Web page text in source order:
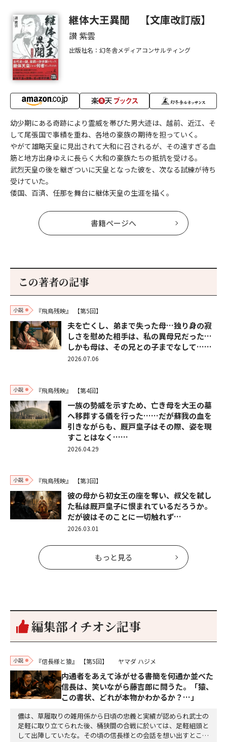
継体大王異聞 【文庫改訂版】
讃 紫雲
出版社名：幻冬舎メディアコンサルティング
幼少期にある奇跡により霊威を帯びた男大迹は、越前、近江、そ
して尾張国で事績を重ね、各地の豪族の期待を担っていく。
やがて雄略天皇に見出されて大和に召されるが、その遠すぎる血
筋と地方出身ゆえに長らく大和の豪族たちの抵抗を受ける。
武烈天皇の後を継ぎついに天皇となった彼を、次なる試練が待ち
受けていた。
倭国、百済、任那を舞台に継体天皇の生涯を描く。
書籍ページへ
この著者の記事
小説 『飛鳥残映』 【第5回】
夫を亡くし、弟まで失った母…独り身の寂
しさを慰めた相手は、私の異母兄だった…
しかも母は、その兄との子までなして……
2026.07.06
小説 『飛鳥残映』 【第4回】
一族の勢威を示すため、亡き母を大王の墓
へ移葬する儀を行った……だが蘇我の血を
引きながらも、厩戸皇子はその際、姿を現
すことはなく……
2026.04.29
小説 『飛鳥残映』 【第3回】
彼の母から初女王の座を奪い、叔父を弑し
た――私は厩戸皇子に恨まれているだろうか。
だが彼はそのことに一切触れず…
2026.03.01
もっと見る
編集部イチオシ記事
小説 『信長様と猿』 【第5回】 ヤマダ ハジメ
内通者をあえて泳がせる――書簡を何通か並べた
信長は、笑いながら藤吉郎に問うた。「猿、
この書状、どれが本物かわかるか？…」
儂は、草履取りの雑用係から日頃の忠義と実績が認められ武士の
足軽に取り立てられた後、桶狭間の合戦に於いては、足軽組頭と
して出陣していたな。その頃の信長様との会話を想い出すとこん